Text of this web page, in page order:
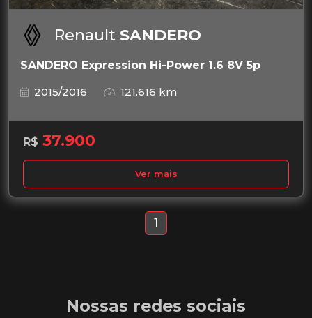
Renault SANDERO
SANDERO Expression Hi-Power 1.6 8V 5p
2015/2016
121.616 km
R$ 37.900
Ver mais
1
Nossas redes sociais